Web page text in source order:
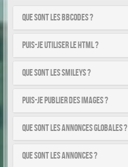
Que sont les BBCodes ?
Puis-je utiliser le HTML ?
Que sont les smileys ?
Puis-je publier des images ?
Que sont les annonces globales ?
Que sont les annonces ?